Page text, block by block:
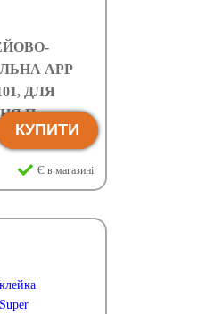
APP
ДЛЯ
П...
КУПИТИ
Є в магазині